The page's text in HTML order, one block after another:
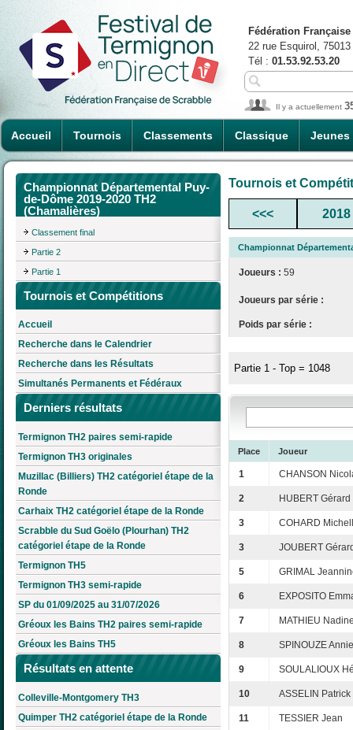
Accueil Tournois Classements Classique Jeunes
Fédération
22 rue Esquirol,
Tél : 01.53.92.53.20
Il y a actuellement
Championnat Départemental Puy-
de-Dôme 2019-2020 TH2
(Chamalières)
Classement final
Partie 2
Partie 1
Tournois et Compétitions
Accueil
Recherche dans le Calendrier
Recherche dans les Résultats
Simultanés Permanents et Fédéraux
Derniers résultats
Termignon TH2 paires semi-rapide
Termignon TH3 originales
Muzillac (Billiers) TH2 catégoriel étape de la
Ronde
Carhaix TH2 catégoriel étape de la Ronde
Scrabble du Sud Goëlo (Plourhan) TH2
catégoriel étape de la Ronde
Termignon TH5
Termignon TH3 semi-rapide
SP du 01/09/2025 au 31/07/2026
Gréoux les Bains TH2 paires semi-rapide
Gréoux les Bains TH5
Résultats en attente
Colleville-Montgomery TH3
Quimper TH2 catégoriel étape de la Ronde
Tournois et
<<< 2018
Championnat
Joueurs : 59
Joueurs par série :
Poids par série :
Partie 1 - Top = 1048
Place Joueur
1 CHANSON
2 HUBERT Gérard
3 COHARD
3 JOUBERT
5 GRIMAL
6 EXPOSITO
7 MATHIEU
8 SPINOUZE Annie
9 SOULALIOUX
10 ASSELIN Patrick
11 TESSIER Jean